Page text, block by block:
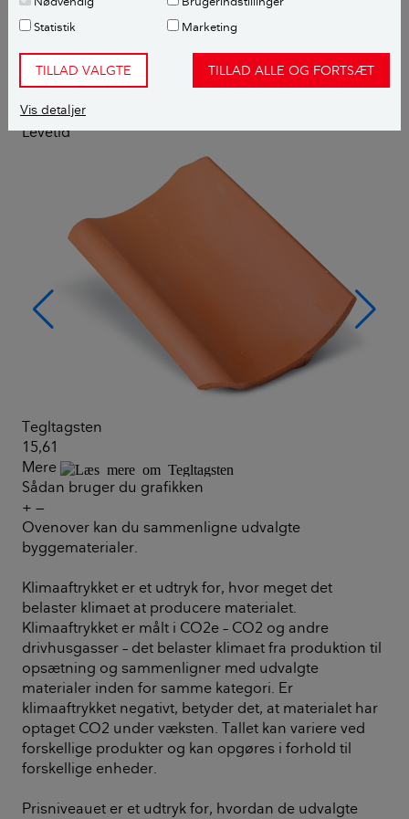
Statistik
Marketing
TILLAD VALGTE TILLAD ALLE OG FORTSÆT
Vis detaljer
CO2ekg pr. m²
Prisniveau
Levetid
Tegltagsten
15,61
Mere
Sådan bruger du grafikken
+ —
Ovenover kan du sammenligne udvalgte
byggematerialer.
Klimaaftrykket er et udtryk for, hvor meget det
belaster klimaet at producere materialet.
Klimaaftrykket er målt i CO2e – CO2 og andre
drivhusgasser – det belaster klimaet fra produktion til
opsætning og sammenligner med udvalgte
materialer inden for samme kategori. Er
klimaaftrykket negativt, betyder det, at materialet har
optaget CO2 under væksten. Tallet kan variere ved
forskellige produkter og kan opgøres i forhold til
forskellige enheder.
Prisniveauet er et udtryk for, hvordan de udvalgte